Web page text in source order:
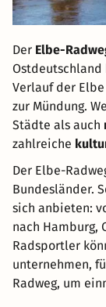
Der Elbe-
Ostdeutschland
Verlauf der
zur Mündung.
Städte als auch
zahlreiche
Der Elbe-
Bundesländer.
sich anbieten:
nach Hamburg,
Radsportler
unternehmen,
Radweg, um